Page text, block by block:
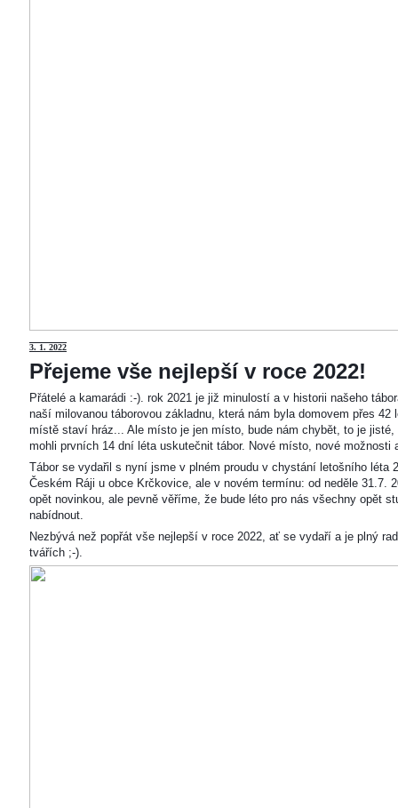
3. 1. 2022
Přejeme vše nejlepší v roce 2022!
Přátelé a kamarádi :-). rok 2021 je již minulostí a v historii našeho
naší milovanou táborovou základnu, která nám byla domovem přes
místě staví hráz... Ale místo je jen místo, bude nám chybět, to je
mohli prvních 14 dní léta uskutečnit tábor. Nové místo, nové
Tábor se vydařil s nyní jsme v plném proudu v chystání letošního léta
Českém Ráji u obce Krčkovice, ale v novém termínu: od neděle 31.7.
opět novinkou, ale pevně věříme, že bude léto pro nás všechny opět
nabídnout.
Nezbývá než popřát vše nejlepší v roce 2022, ať se vydaří a je plný
tvářích ;-).